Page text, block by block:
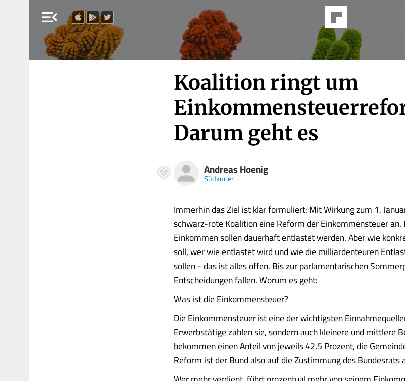
menu_open
Koalition ringt um
Darum geht es
Andreas Hoenig
Südkurier
Immerhin das Ziel ist klar formuliert: Mit Wirkung zum 1.
schwarz-rote Koalition eine Reform der Einkommensteuer
Einkommen sollen dauerhaft entlastet werden. Aber wie
soll, wer wie entlastet wird und wie die milliardenteuren
sollen - das ist alles offen. Bis zur parlamentarischen
Entscheidungen fallen. Worum es geht:
Was ist die Einkommensteuer?
Die Einkommensteuer ist eine der wichtigsten
Erwerbstätige zahlen sie, sondern auch kleinere und mittlere
bekommen einen Anteil von jeweils 42,5 Prozent, die
Reform ist der Bund also auf die Zustimmung des Bundesrats